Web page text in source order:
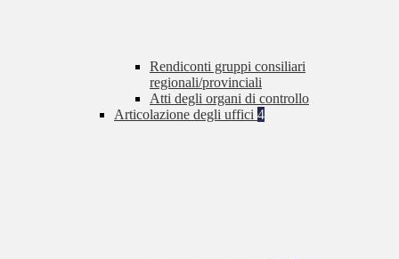
Rendiconti gruppi consiliari
regionali/provinciali
Atti degli organi di controllo
Articolazione degli uffici 4